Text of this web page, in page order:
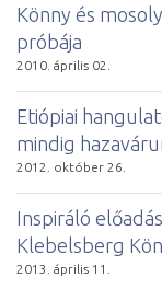
Könny és
próbája
2010. április 02.
Etiópiai
mindig
2012. október 26.
Inspiráló
Klebelsberg
2013. április 11.